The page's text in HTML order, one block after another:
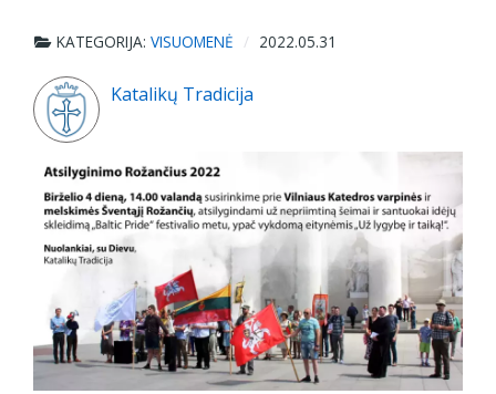
KATEGORIJA: VISUOMENĖ 2022.05.31
Katalikų Tradicija